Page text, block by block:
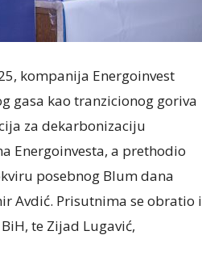
kompanija Energoinvest
gasa kao tranzicionog goriva
za dekarbonizaciju
Energoinvesta, a prethodio
posebnog Blum dana
Avdić. Prisutnima se obratio i
te Zijad Lugavić,